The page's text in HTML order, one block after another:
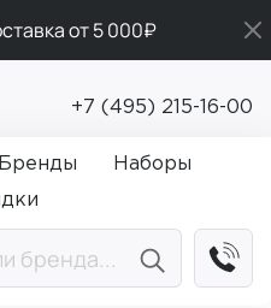
от 5 000₽
ПРИВЕТ
заказ от 5 000₽
+7 (495) 215-16-00
Бренды
Наборы